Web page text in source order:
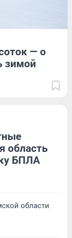
— о
зимой
область
БПЛА
области